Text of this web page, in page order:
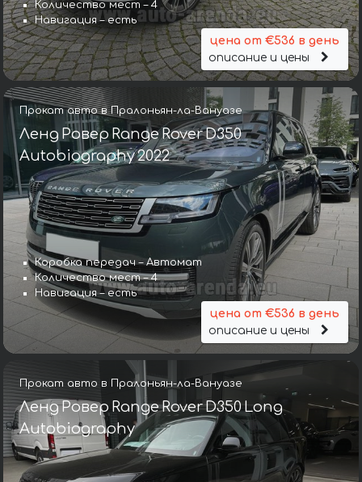
Количество мест – 4
Навигация – есть
цена от €536 в день
описание и цены
Прокат авто в Пралоньян-ла-Вануазе
Ленд Ровер Range Rover D350
Autobiography 2022
Коробка передач – Автомат
Количество мест – 4
Навигация – есть
цена от €536 в день
описание и цены
Прокат авто в Пралоньян-ла-Вануазе
Ленд Ровер Range Rover D350 Long
Autobiography